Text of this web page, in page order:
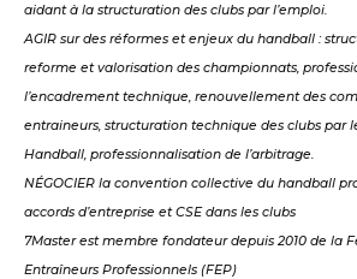
aidant à la structuration des clubs par l’emploi.
AGIR sur des réformes et enjeux du handball :
reforme et valorisation des championnats,
l’encadrement technique, renouvellement des
entraineurs, structuration technique des clubs par
Handball, professionnalisation de l’arbitrage.
NÉGOCIER la convention collective du handball
accords d’entreprise et CSE dans les clubs
7Master est membre fondateur depuis 2010 de la
Entraîneurs Professionnels (FEP)